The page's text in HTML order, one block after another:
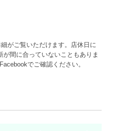
がご覧いただけます。店休日に
が間に合っていないこともありま
でご確認ください。